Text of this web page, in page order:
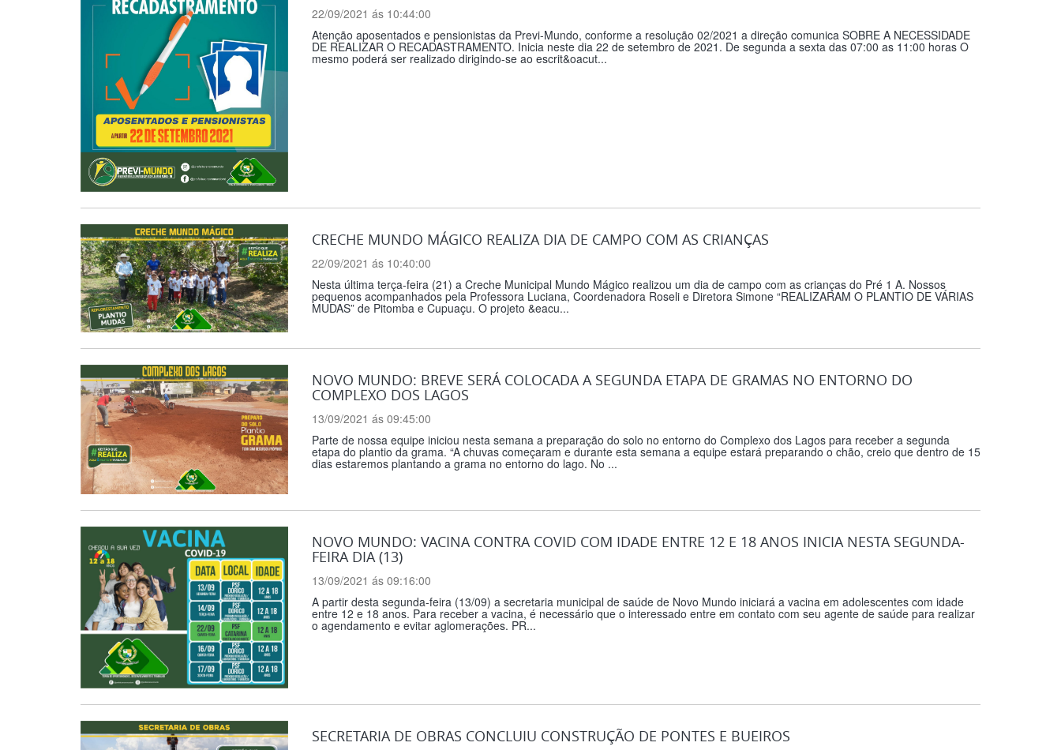
22/09/2021 ás 10:44:00
Atenção aposentados e pensionistas da Previ-Mundo, conforme a resolução 02/2021 a direção comunica SOBRE A NECESSIDADE
DE REALIZAR O RECADASTRAMENTO. Inicia neste dia 22 de setembro de 2021. De segunda a sexta das 07:00 as 11:00 horas O
mesmo poderá ser realizado dirigindo-se ao escrit&oacut...
CRECHE MUNDO MÁGICO REALIZA DIA DE CAMPO COM AS CRIANÇAS
22/09/2021 ás 10:40:00
Nesta última terça-feira (21) a Creche Municipal Mundo Mágico realizou um dia de campo com as crianças do Pré 1 A. Nossos
pequenos acompanhados pela Professora Luciana, Coordenadora Roseli e Diretora Simone “REALIZARAM O PLANTIO DE VÁRIAS
MUDAS” de Pitomba e Cupuaçu. O projeto &eacu...
NOVO MUNDO: BREVE SERÁ COLOCADA A SEGUNDA ETAPA DE GRAMAS NO ENTORNO DO
COMPLEXO DOS LAGOS
13/09/2021 ás 09:45:00
Parte de nossa equipe iniciou nesta semana a preparação do solo no entorno do Complexo dos Lagos para receber a segunda
etapa do plantio da grama. “A chuvas começaram e durante esta semana a equipe estará preparando o chão, creio que dentro de 15
dias estaremos plantando a grama no entorno do lago. No ...
NOVO MUNDO: VACINA CONTRA COVID COM IDADE ENTRE 12 E 18 ANOS INICIA NESTA SEGUNDA-
FEIRA DIA (13)
13/09/2021 ás 09:16:00
A partir desta segunda-feira (13/09) a secretaria municipal de saúde de Novo Mundo iniciará a vacina em adolescentes com idade
entre 12 e 18 anos. Para receber a vacina, é necessário que o interessado entre em contato com seu agente de saúde para realizar
o agendamento e evitar aglomerações. PR...
SECRETARIA DE OBRAS CONCLUIU CONSTRUÇÃO DE PONTES E BUEIROS